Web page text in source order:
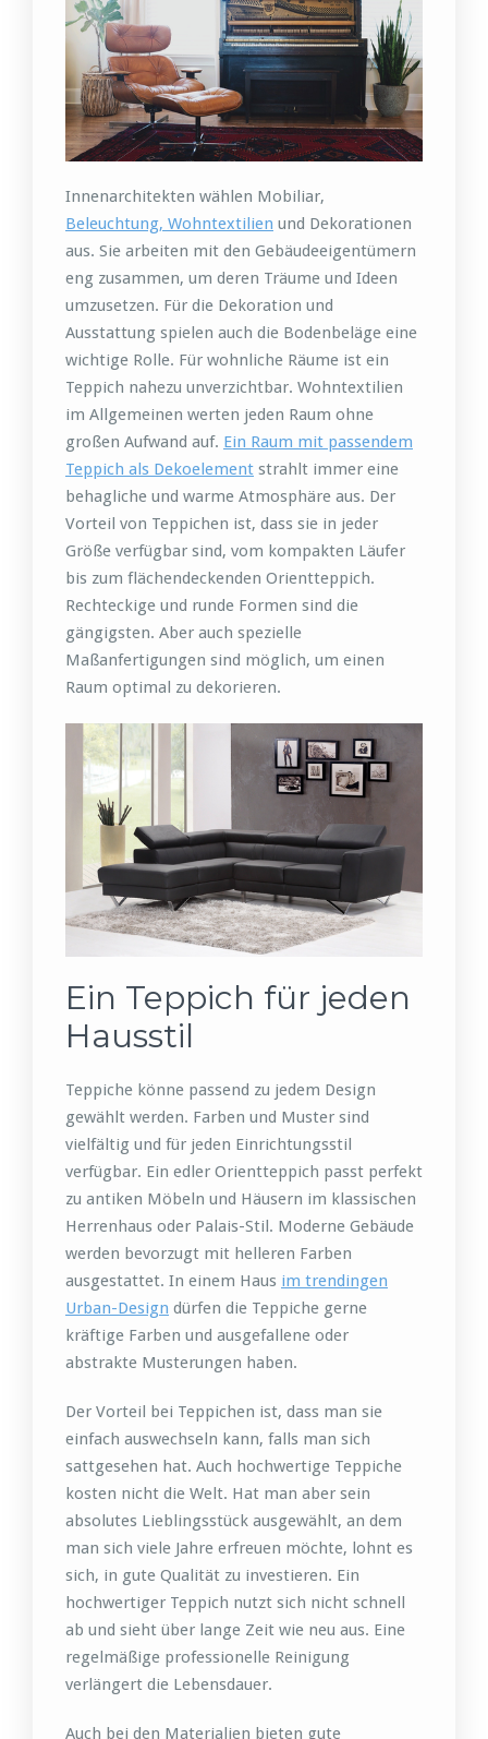
Innenarchitekten wählen Mobiliar,
Beleuchtung, Wohntextilien und Dekorationen
aus. Sie arbeiten mit den Gebäudeeigentümern
eng zusammen, um deren Träume und Ideen
umzusetzen. Für die Dekoration und
Ausstattung spielen auch die Bodenbeläge eine
wichtige Rolle. Für wohnliche Räume ist ein
Teppich nahezu unverzichtbar. Wohntextilien
im Allgemeinen werten jeden Raum ohne
großen Aufwand auf. Ein Raum mit passendem
Teppich als Dekoelement strahlt immer eine
behagliche und warme Atmosphäre aus. Der
Vorteil von Teppichen ist, dass sie in jeder
Größe verfügbar sind, vom kompakten Läufer
bis zum flächendeckenden Orientteppich.
Rechteckige und runde Formen sind die
gängigsten. Aber auch spezielle
Maßanfertigungen sind möglich, um einen
Raum optimal zu dekorieren.
Ein Teppich für jeden
Hausstil
Teppiche könne passend zu jedem Design
gewählt werden. Farben und Muster sind
vielfältig und für jeden Einrichtungsstil
verfügbar. Ein edler Orientteppich passt perfekt
zu antiken Möbeln und Häusern im klassischen
Herrenhaus oder Palais-Stil. Moderne Gebäude
werden bevorzugt mit helleren Farben
ausgestattet. In einem Haus im trendingen
Urban-Design dürfen die Teppiche gerne
kräftige Farben und ausgefallene oder
abstrakte Musterungen haben.
Der Vorteil bei Teppichen ist, dass man sie
einfach auswechseln kann, falls man sich
sattgesehen hat. Auch hochwertige Teppiche
kosten nicht die Welt. Hat man aber sein
absolutes Lieblingsstück ausgewählt, an dem
man sich viele Jahre erfreuen möchte, lohnt es
sich, in gute Qualität zu investieren. Ein
hochwertiger Teppich nutzt sich nicht schnell
ab und sieht über lange Zeit wie neu aus. Eine
regelmäßige professionelle Reinigung
verlängert die Lebensdauer.
Auch bei den Materialien bieten gute